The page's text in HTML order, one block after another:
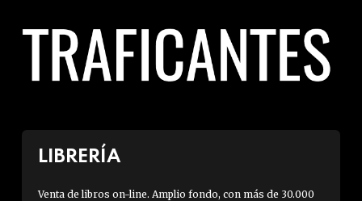
LIBRERÍA
Venta de libros on-line. Amplio fondo, con más de 30.000